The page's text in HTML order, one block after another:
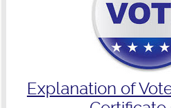
Explanation of